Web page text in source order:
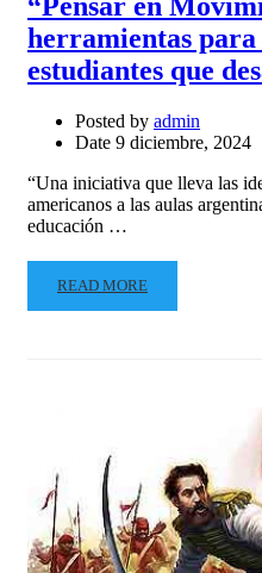
“Pensar en
herramientas para
estudiantes que
Posted by admin
Date 9 diciembre, 2024
“Una iniciativa que lleva las
americanos a las aulas
educación …
READ MORE